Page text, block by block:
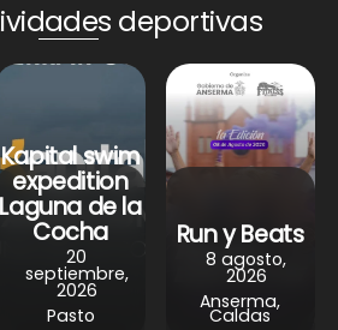
e
b
o
k
t
e
e
s
t
e
g
a
m
r
e
deportivas
Kapital swim
expedition
Laguna de la
Cocha
20
septiembre,
2026
Pasto
Run y Beats
8 agosto,
2026
Anserma,
Caldas